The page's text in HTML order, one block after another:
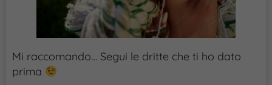
Mi raccomando… Segui le dritte che ti ho dato
prima